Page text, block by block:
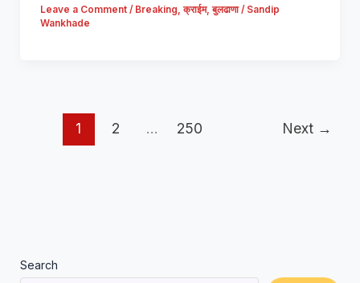
Leave a Comment / Breaking, क्राईम, बुलढाणा/ Sandip
Wankhade
1 2 … 250 Next →
Search